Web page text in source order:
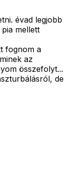
évad legjobb
mellett
fognom a
az
összefolyt...
de